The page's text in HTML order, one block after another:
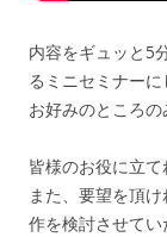
内容をギュッと5
るミニセミナーに
お好みのところの
皆様のお役に立て
また、要望を頂
作を検討させてい